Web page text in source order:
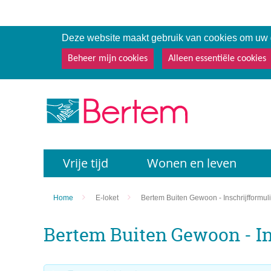
Deze website maakt gebruik van cookies om
Beheer mijn cookies Alleen essentiële cookies
Terug
naar
Vrije tijd Wonen en leven
Home E-loket Bertem Buiten Gewoon -
Bertem Buiten Gewoon -